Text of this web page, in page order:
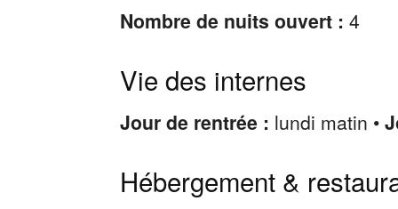
Nombre de nuits ouvert : 4
Vie des internes
Jour de rentrée : lundi matin •
Hébergement &